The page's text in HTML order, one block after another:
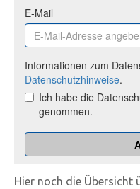
Hier noch die Übersicht